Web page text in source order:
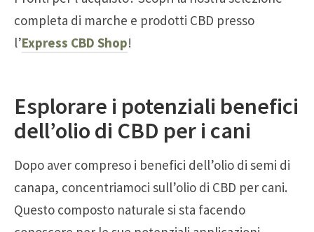
completa di marche e prodotti CBD presso
l’Express CBD Shop!
Esplorare i potenziali benefici
dell’olio di CBD per i cani
Dopo aver compreso i benefici dell’olio di semi di
canapa, concentriamoci sull’olio di CBD per cani.
Questo composto naturale si sta facendo